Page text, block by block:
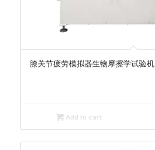
膝关节疲劳模拟器生物摩擦学试验机
Add to cart